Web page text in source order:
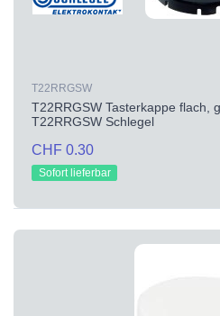
T22RRGSW
T22RRGSW Tasterkappe flach,
T22RRGSW Schlegel
CHF 0.30
Sofort lieferbar